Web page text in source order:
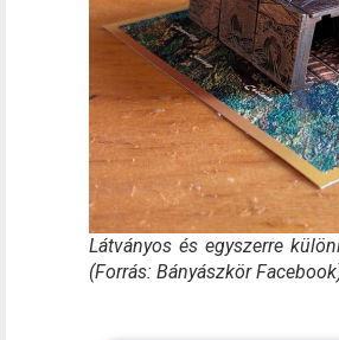
Látványos és egyszerre
(Forrás: Bányászkör